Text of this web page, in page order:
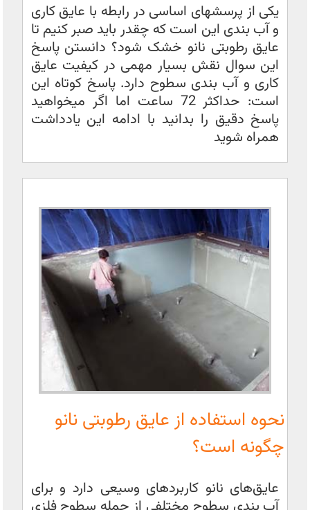
یکی از پرسشهای اساسی در رابطه با عایق کاری
و آب بندی این است که چقدر باید صبر کنیم تا
عایق رطوبتی نانو خشک شود؟ دانستن پاسخ
این سوال نقش بسیار مهمی در کیفیت عایق
کاری و آب بندی سطوح دارد. پاسخ کوتاه این
است: حداکثر 72 ساعت اما اگر میخواهید
پاسخ دقیق را بدانید با ادامه این یادداشت
همراه شوید
نحوه استفاده از عایق رطوبتی نانو
چگونه است؟
عایق‌های نانو کاربردهای وسیعی دارد و برای